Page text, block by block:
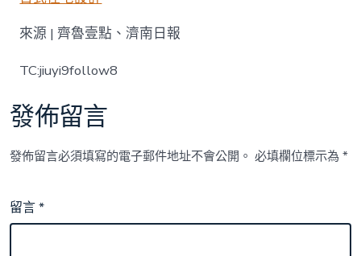
來源 | 齊魯壹點、濟南日報
TC:jiuyi9follow8
發佈留言
發佈留言必須填寫的電子郵件地址不會公開。 必填欄位標示為*
留言*